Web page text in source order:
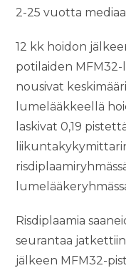
2-25 vuotta
12 kk hoidon
potilaiden
nousivat
lumelääkkeellä
laskivat 0,19
Risdiplaamia
seurantaa
jälkeen MFM32-